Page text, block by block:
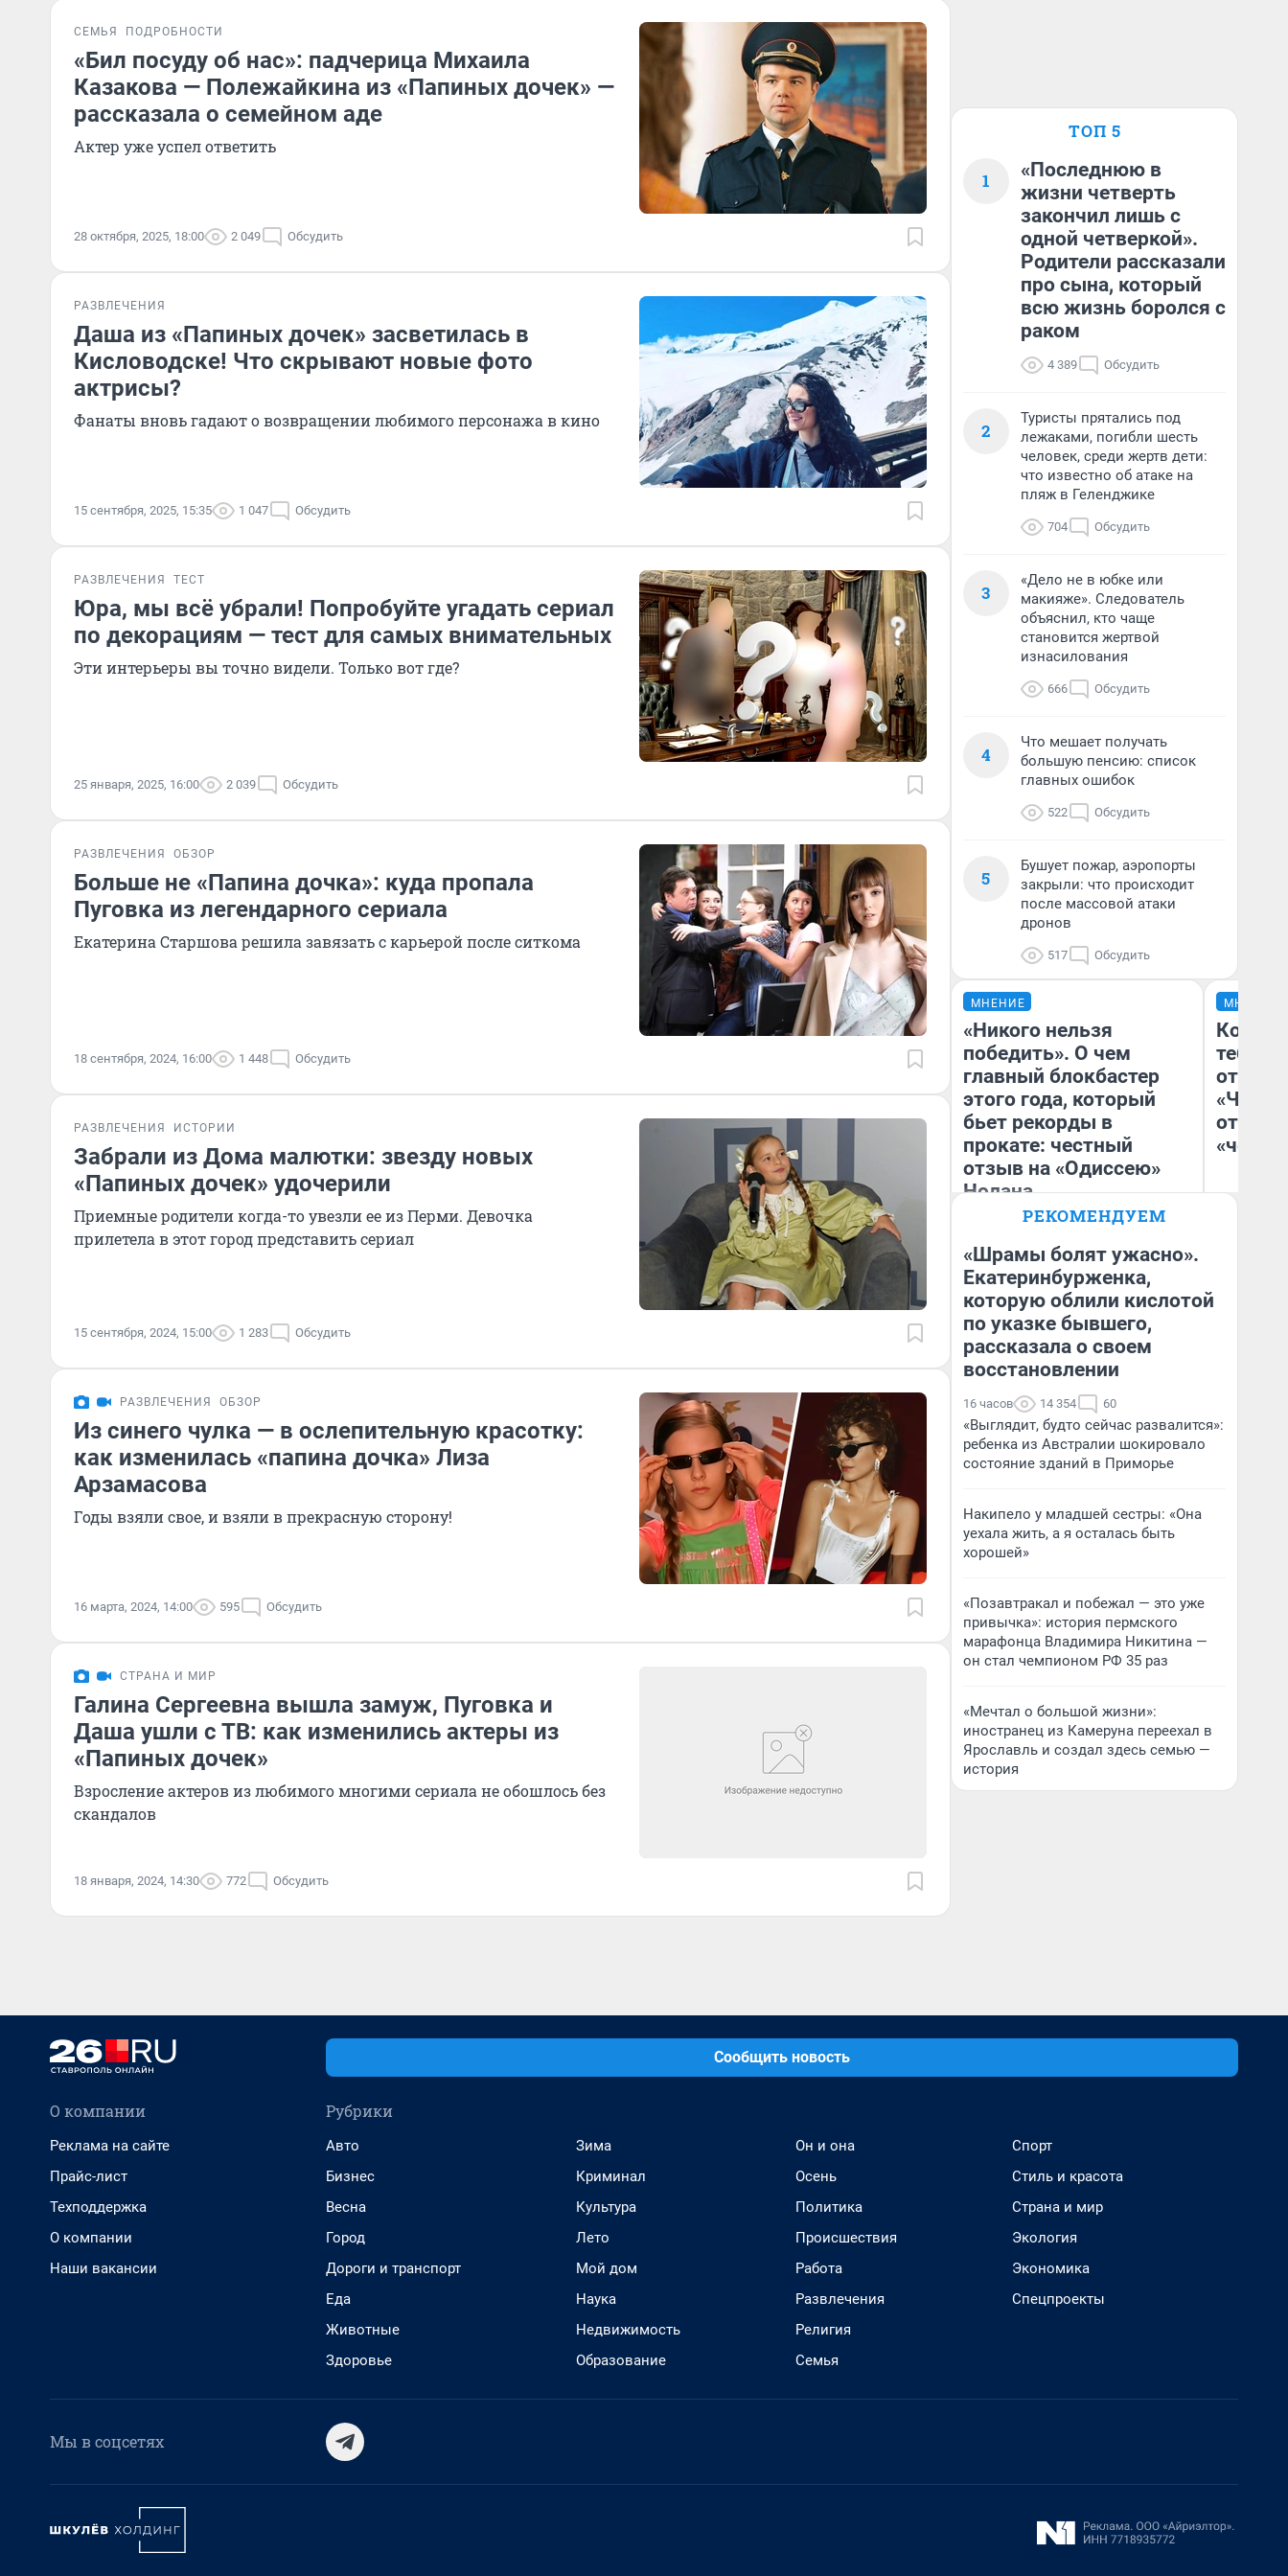
СЕМЬЯ ПОДРОБНОСТИ
«Бил посуду об нас»: падчерица Михаила
Казакова — Полежайкина из «Папиных дочек» —
рассказала о семейном аде
Актер уже успел ответить
28 октября, 2025, 18:00 2 049 Обсудить
РАЗВЛЕЧЕНИЯ
Даша из «Папиных дочек» засветилась в
Кисловодске! Что скрывают новые фото
актрисы?
Фанаты вновь гадают о возвращении любимого персонажа в кино
15 сентября, 2025, 15:35 1 047 Обсудить
РАЗВЛЕЧЕНИЯ ТЕСТ
Юра, мы всё убрали! Попробуйте угадать сериал
по декорациям — тест для самых внимательных
Эти интерьеры вы точно видели. Только вот где?
25 января, 2025, 16:00 2 039 Обсудить
РАЗВЛЕЧЕНИЯ ОБЗОР
Больше не «Папина дочка»: куда пропала
Пуговка из легендарного сериала
Екатерина Старшова решила завязать с карьерой после ситкома
18 сентября, 2024, 16:00 1 448 Обсудить
РАЗВЛЕЧЕНИЯ ИСТОРИИ
Забрали из Дома малютки: звезду новых
«Папиных дочек» удочерили
Приемные родители когда-то увезли ее из Перми. Девочка
прилетела в этот город представить сериал
15 сентября, 2024, 15:00 1 283 Обсудить
РАЗВЛЕЧЕНИЯ ОБЗОР
Из синего чулка — в ослепительную красотку:
как изменилась «папина дочка» Лиза
Арзамасова
Годы взяли свое, и взяли в прекрасную сторону!
16 марта, 2024, 14:00 595 Обсудить
СТРАНА И МИР
Галина Сергеевна вышла замуж, Пуговка и
Даша ушли с ТВ: как изменились актеры из
«Папиных дочек»
Взросление актеров из любимого многими сериала не обошлось без
скандалов
18 января, 2024, 14:30 772 Обсудить
ТОП 5
1
«Последнюю в
жизни четверть
закончил лишь с
одной четверкой».
Родители рассказали
про сына, который
всю жизнь боролся с
раком
4 389 Обсудить
2
Туристы прятались под
лежаками, погибли шесть
человек, среди жертв дети:
что известно об атаке на
пляж в Геленджике
704 Обсудить
3
«Дело не в юбке или
макияже». Следователь
объяснил, кто чаще
становится жертвой
изнасилования
666 Обсудить
4
Что мешает получать
большую пенсию: список
главных ошибок
522 Обсудить
5
Бушует пожар, аэропорты
закрыли: что происходит
после массовой атаки
дронов
517 Обсудить
МНЕНИЕ
«Никого нельзя
победить». О чем
главный блокбастер
этого года, который
бьет рекорды в
прокате: честный
отзыв на «Одиссею»
Нолана
Стас Соколов
МНЕНИЕ
тебя
отзыв
РЕКОМЕНДУЕМ
«Шрамы болят ужасно».
Екатеринбурженка,
которую облили кислотой
по указке бывшего,
рассказала о своем
восстановлении
16 часов 14 354 60
«Выглядит, будто сейчас развалится»:
ребенка из Австралии шокировало
состояние зданий в Приморье
Накипело у младшей сестры: «Она
уехала жить, а я осталась быть
хорошей»
«Позавтракал и побежал — это уже
привычка»: история пермского
марафонца Владимира Никитина —
он стал чемпионом РФ 35 раз
«Мечтал о большой жизни»:
иностранец из Камеруна переехал в
Ярославль и создал здесь семью —
история
Сообщить новость
О компании
Реклама на сайте
Прайс-лист
Техподдержка
О компании
Наши вакансии
Рубрики
Авто
Бизнес
Весна
Город
Дороги и транспорт
Еда
Животные
Здоровье
Зима
Криминал
Культура
Лето
Мой дом
Наука
Недвижимость
Образование
Он и она
Осень
Политика
Происшествия
Работа
Развлечения
Религия
Семья
Спорт
Стиль и красота
Страна и мир
Экология
Экономика
Спецпроекты
Мы в соцсетях